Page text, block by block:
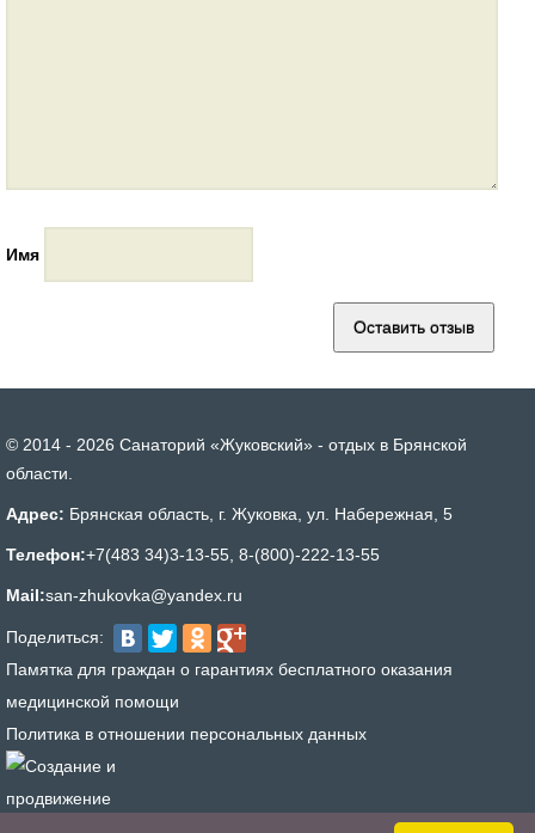
Имя
© 2014 - 2026 Санаторий «Жуковский» - отдых в Брянской
области.
Адрес: Брянская область, г. Жуковка, ул. Набережная, 5
Телефон:+7(483 34)3-13-55 8-(800)-222-13-55
Mail:san-zhukovka@yandex.ru
Поделиться:
Памятка для граждан о гарантиях бесплатного оказания
медицинской помощи
Политика в отношении персональных данных